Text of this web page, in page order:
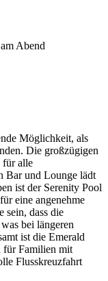
Abend
Möglichkeit, als
Die großzügigen
für alle
Bar und Lounge lädt
ist der Serenity Pool
eine angenehme
sein, dass die
bei längeren
ist die Emerald
für Familien mit
Flusskreuzfahrt